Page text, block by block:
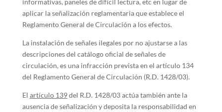
informativas, paneles de difícil lectura, etc en lugar de
aplicar la señalización reglamentaria que establece el
Reglamento General de Circulación a los efectos.
La instalación de señales ilegales por no ajustarse a las
descripciones del catálogo oficial de señales de
circulación, es una infracción prevista en el artículo 134
del Reglamento General de Circulación (R.D. 1428/03).
El artículo 139del R.D. 1428/03 actúa también ante la
ausencia de señalización y deposita la responsabilidad en